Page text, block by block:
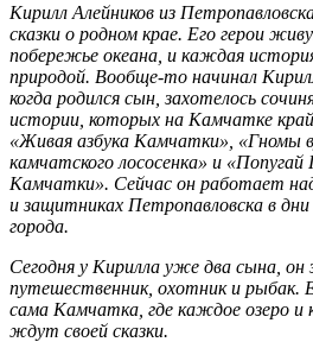
Кирилл Алейников из
сказки о родном крае. Его герои
побережье океана, и каждая
природой. Вообще-то начинал
когда родился сын, захотелось
истории, которых на Камчатке
«Живая азбука Камчатки», «Гномы
камчатского лососенка» и «Попугай
Камчатки». Сейчас он работает
и защитниках Петропавловска в
города.
Сегодня у Кирилла уже два сына, он
путешественник, охотник и рыбак.
сама Камчатка, где каждое озеро
ждут своей сказки.